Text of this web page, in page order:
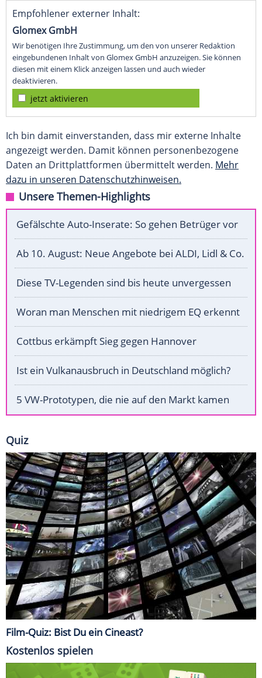
Empfohlener externer Inhalt:
Glomex GmbH
Wir benötigen Ihre Zustimmung, um den von unserer Redaktion
eingebundenen Inhalt von Glomex GmbH anzuzeigen. Sie können
diesen mit einem Klick anzeigen lassen und auch wieder
deaktivieren.
jetzt aktivieren
Ich bin damit einverstanden, dass mir externe Inhalte
angezeigt werden. Damit können personenbezogene
Daten an Drittplattformen übermittelt werden. Mehr
dazu in unseren Datenschutzhinweisen.
Unsere Themen-Highlights
Gefälschte Auto-Inserate: So gehen Betrüger vor
Ab 10. August: Neue Angebote bei ALDI, Lidl & Co.
Diese TV-Legenden sind bis heute unvergessen
Woran man Menschen mit niedrigem EQ erkennt
Cottbus erkämpft Sieg gegen Hannover
Ist ein Vulkanausbruch in Deutschland möglich?
5 VW-Prototypen, die nie auf den Markt kamen
Quiz
Film-Quiz: Bist Du ein Cineast?
Kostenlos spielen